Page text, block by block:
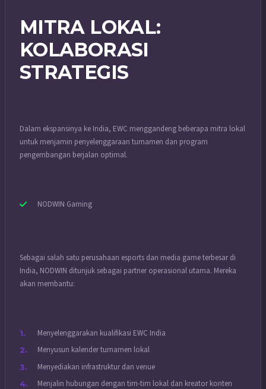
MITRA LOKAL:
KOLABORASI
STRATEGIS
Dalam ekspansinya ke India, EWC menggandeng beberapa mitra lokal
untuk menjamin penyelenggaraan turnamen dan program
pengembangan berjalan optimal.
NODWIN Gaming
Sebagai salah satu perusahaan esports dan media game terbesar di
India, NODWIN ditunjuk sebagai partner operasional utama. Mereka
akan membantu:
Menyelenggarakan kualifikasi EWC India
Menyusun kalender turnamen lokal
Menyediakan infrastruktur dan venue
Menjalin hubungan dengan tim-tim lokal dan kreator konten